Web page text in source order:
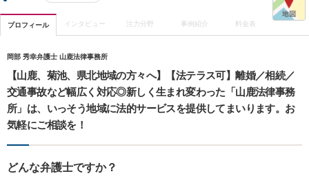
プロフィール インタビュー 注力分野 事例紹介 料金表
岡部 秀幸弁護士 山鹿法律事務所
【山鹿、菊池、県北地域の方々へ】【法テラス可】離婚／相続／
交通事故など幅広く対応◎新しく生まれ変わった「山鹿法律事務
所」は、いっそう地域に法的サービスを提供してまいります。お
気軽にご相談を！
どんな弁護士ですか？